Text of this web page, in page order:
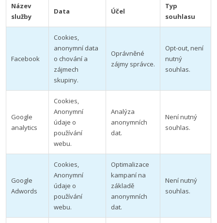
Název
služby
Data Účel
Typ
souhlasu
Facebook
Cookies,
anonymní data
o chování a
zájmech
skupiny.
Oprávněné
zájmy správce.
Opt-out, není
nutný
souhlas.
Google
analytics
Cookies,
Anonymní
údaje o
používání
webu.
Analýza
anonymních
dat.
Není nutný
souhlas.
Google
Adwords
Cookies,
Anonymní
údaje o
používání
webu.
Optimalizace
kampaní na
základě
anonymních
dat.
Není nutný
souhlas.